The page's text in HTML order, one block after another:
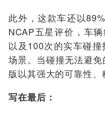
此外，这款车还以
NCAP五星评价，车
以及100次的实车碰
场景。当碰撞无法避
版以其强大的可靠性、
写在最后：